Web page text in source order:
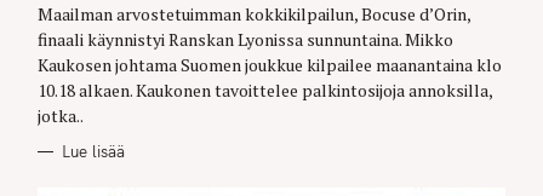
Maailman arvostetuimman kokkikilpailun, Bocuse d’Orin,
finaali käynnistyi Ranskan Lyonissa sunnuntaina. Mikko
Kaukosen johtama Suomen joukkue kilpailee maanantaina klo
10.18 alkaen. Kaukonen tavoittelee palkintosijoja annoksilla,
jotka..
Lue lisää